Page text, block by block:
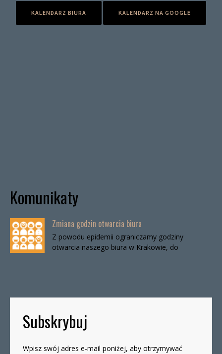
KALENDARZ BIURA KALENDARZ NA GOOGLE
Komunikaty
Zmiana godzin otwarcia biura
Z powodu epidemii ograniczamy godziny
otwarcia naszego biura w Krakowie, do
Subskrybuj
Wpisz swój adres e-mail poniżej, aby otrzymywać